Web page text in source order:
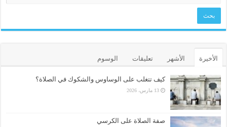
الأخيرة الأشهر تعليقات الوسوم
كيف تتغلب على الوساوس والشكوك في الصلاة؟
13 مارس، 2026
صفة الصلاة على الكرسي